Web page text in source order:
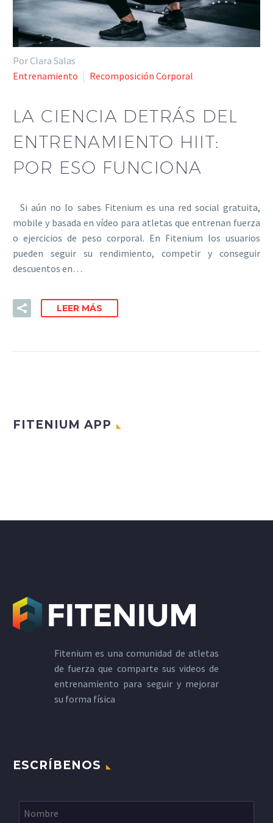
Por Clara Salas
Entrenamiento
Recomposición Corporal
LA CIENCIA DETRÁS DEL
ENTRENAMIENTO HIIT:
POR ESO FUNCIONA
Si aún no lo sabes Fitenium es una red social gratuita,
mobile y basada en vídeo para atletas que entrenan fuerza
o ejercicios de peso corporal. En Fitenium los usuarios
pueden seguir su rendimiento, competir y conseguir
descuentos en…
LEER MÁS
FITENIUM APP
Fitenium es una comunidad de atletas
de fuerza que comparte sus videos de
entrenamiento para seguir y mejorar
su forma física
ESCRÍBENOS